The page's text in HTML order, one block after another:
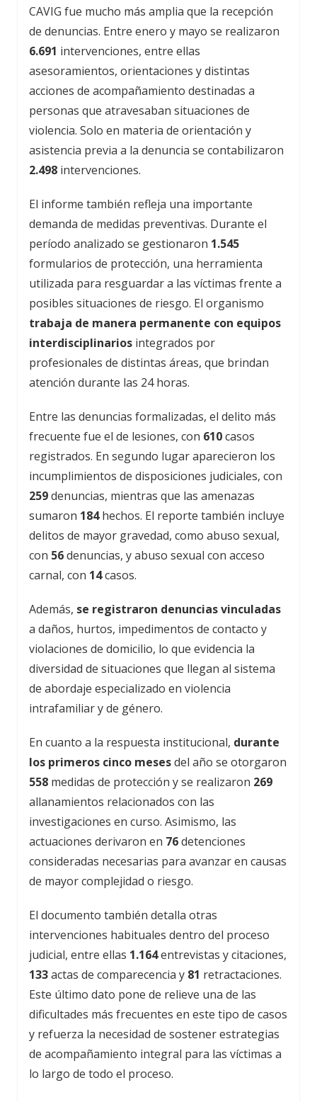
CAVIG fue mucho más amplia que la recepción
de denuncias. Entre enero y mayo se realizaron
6.691 intervenciones, entre ellas
asesoramientos, orientaciones y distintas
acciones de acompañamiento destinadas a
personas que atravesaban situaciones de
violencia. Solo en materia de orientación y
asistencia previa a la denuncia se contabilizaron
2.498 intervenciones.
El informe también refleja una importante
demanda de medidas preventivas. Durante el
período analizado se gestionaron 1.545
formularios de protección, una herramienta
utilizada para resguardar a las víctimas frente a
posibles situaciones de riesgo. El organismo
trabaja de manera permanente con equipos
interdisciplinarios integrados por
profesionales de distintas áreas, que brindan
atención durante las 24 horas.
Entre las denuncias formalizadas, el delito más
frecuente fue el de lesiones, con 610casos
registrados. En segundo lugar aparecieron los
incumplimientos de disposiciones judiciales, con
259denuncias, mientras que las amenazas
sumaron 184hechos. El reporte también incluye
delitos de mayor gravedad, como abuso sexual,
con 56denuncias, y abuso sexual con acceso
carnal, con 14casos.
Además, se registraron denuncias vinculadas
a daños, hurtos, impedimentos de contacto y
violaciones de domicilio, lo que evidencia la
diversidad de situaciones que llegan al sistema
de abordaje especializado en violencia
intrafamiliar y de género.
En cuanto a la respuesta institucional, durante
los primeros cinco mesesdel año se otorgaron
558 medidas de protección y se realizaron 269
allanamientos relacionados con las
investigaciones en curso. Asimismo, las
actuaciones derivaron en 76detenciones
consideradas necesarias para avanzar en causas
de mayor complejidad o riesgo.
El documento también detalla otras
intervenciones habituales dentro del proceso
judicial, entre ellas 1.164entrevistas y citaciones,
133actas de comparecencia y 81 retractaciones.
Este último dato pone de relieve una de las
dificultades más frecuentes en este tipo de casos
y refuerza la necesidad de sostener estrategias
de acompañamiento integral para las víctimas a
lo largo de todo el proceso.